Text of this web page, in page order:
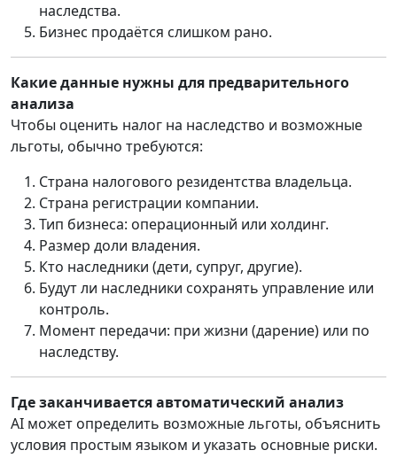
наследства.
Бизнес продаётся слишком рано.
Какие данные нужны для предварительного
анализа
Чтобы оценить налог на наследство и возможные
льготы, обычно требуются:
Страна налогового резидентства владельца.
Страна регистрации компании.
Тип бизнеса: операционный или холдинг.
Размер доли владения.
Кто наследники (дети, супруг, другие).
Будут ли наследники сохранять управление или
контроль.
Момент передачи: при жизни (дарение) или по
наследству.
Где заканчивается автоматический анализ
AI может определить возможные льготы, объяснить
условия простым языком и указать основные риски.